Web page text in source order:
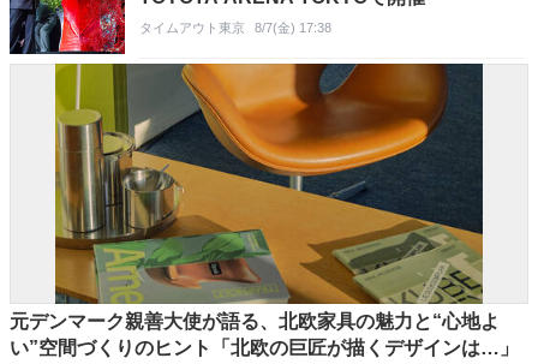
タイムアウト東京 8/7(金) 17:38
元デンマーク親善大使が語る、北欧家具の魅力と“心地よ
い”空間づくりのヒント「北欧の巨匠が描くデザインは…」